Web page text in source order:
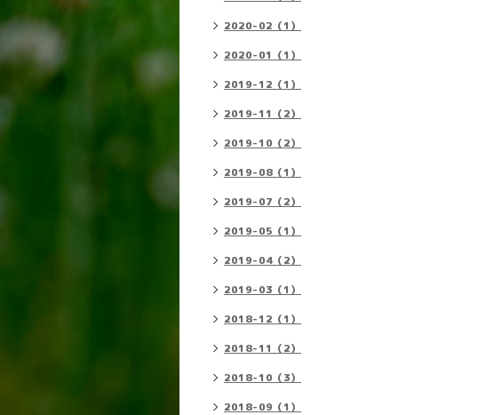
2020-02（1）
2020-01（1）
2019-12（1）
2019-11（2）
2019-10（2）
2019-08（1）
2019-07（2）
2019-05（1）
2019-04（2）
2019-03（1）
2018-12（1）
2018-11（2）
2018-10（3）
2018-09（1）